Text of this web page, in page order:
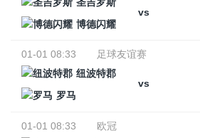
vs
博德闪耀
01-01 08:33
足球友谊赛
纽波特郡
vs
罗马
01-01 08:33
欧冠